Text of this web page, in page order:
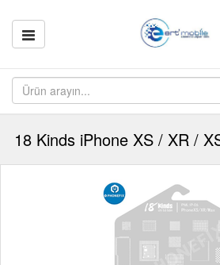
18 Kinds iPhone XS / XR /